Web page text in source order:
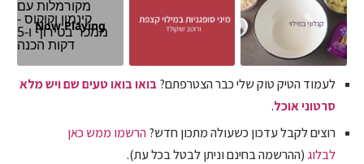
Now Playing
לעמוד הטיק טוק שלי כבר הצטרפתם?בואו בואו טעים שם ויש מלא
סרטוני אוכל.
רוצים לקבל עדכון כשעולה מתכון חדש?הרשמו ממש כאן
לבלוג(ההרשמה בחינם וניתן לבטל בכל עת).